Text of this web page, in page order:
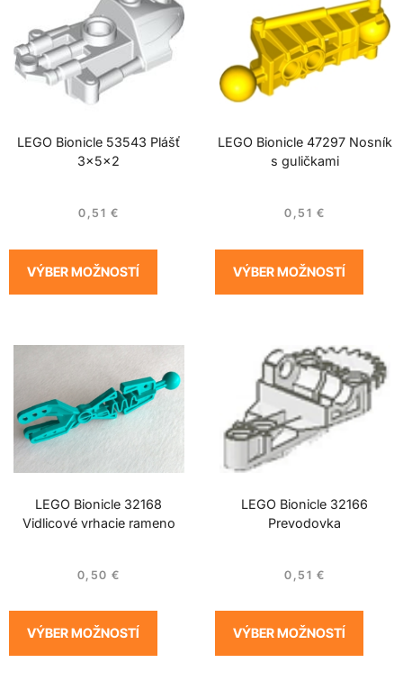
LEGO Bionicle 53543 Plášť
3x5x2
0,51 €
VÝBER MOŽNOSTÍ
LEGO Bionicle 47297 Nosník
s guličkami
0,51 €
VÝBER MOŽNOSTÍ
LEGO Bionicle 32168
Vidlicové vrhacie rameno
0,50 €
VÝBER MOŽNOSTÍ
LEGO Bionicle 32166
Prevodovka
0,51 €
VÝBER MOŽNOSTÍ